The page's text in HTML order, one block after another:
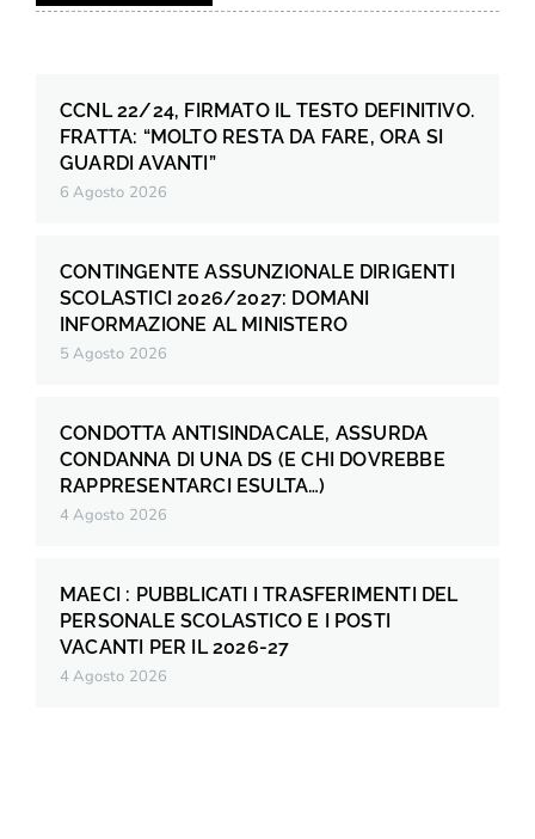
CCNL 22/24, FIRMATO IL TESTO DEFINITIVO.
FRATTA: “MOLTO RESTA DA FARE, ORA SI
GUARDI AVANTI”
6 Agosto 2026
CONTINGENTE ASSUNZIONALE DIRIGENTI
SCOLASTICI 2026/2027: DOMANI
INFORMAZIONE AL MINISTERO
5 Agosto 2026
CONDOTTA ANTISINDACALE, ASSURDA
CONDANNA DI UNA DS (E CHI DOVREBBE
RAPPRESENTARCI ESULTA…)
4 Agosto 2026
MAECI : PUBBLICATI I TRASFERIMENTI DEL
PERSONALE SCOLASTICO E I POSTI
VACANTI PER IL 2026-27
4 Agosto 2026